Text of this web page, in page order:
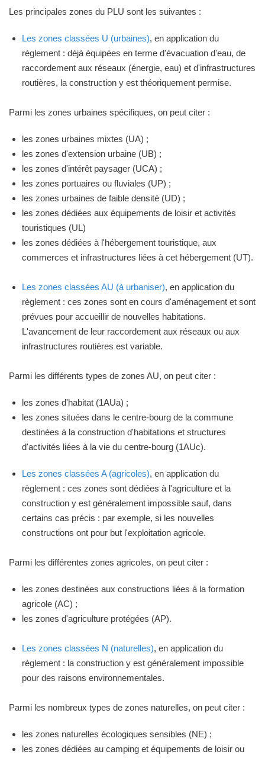
Les principales zones du PLU sont les suivantes :
Les zones classées U (urbaines), en application du
règlement : déjà équipées en terme d'évacuation d'eau, de
raccordement aux réseaux (énergie, eau) et d'infrastructures
routières, la construction y est théoriquement permise.
Parmi les zones urbaines spécifiques, on peut citer :
les zones urbaines mixtes (UA) ;
les zones d'extension urbaine (UB) ;
les zones d'intérêt paysager (UCA) ;
les zones portuaires ou fluviales (UP) ;
les zones urbaines de faible densité (UD) ;
les zones dédiées aux équipements de loisir et activités
touristiques (UL)
les zones dédiées à l'hébergement touristique, aux
commerces et infrastructures liées à cet hébergement (UT).
Les zones classées AU (à urbaniser), en application du
règlement : ces zones sont en cours d'aménagement et sont
prévues pour accueillir de nouvelles habitations.
L'avancement de leur raccordement aux réseaux ou aux
infrastructures routières est variable.
Parmi les différents types de zones AU, on peut citer :
les zones d'habitat (1AUa) ;
les zones situées dans le centre-bourg de la commune
destinées à la construction d'habitations et structures
d'activités liées à la vie du centre-bourg (1AUc).
Les zones classées A (agricoles), en application du
règlement : ces zones sont dédiées à l'agriculture et la
construction y est généralement impossible sauf, dans
certains cas précis : par exemple, si les nouvelles
constructions ont pour but l'exploitation agricole.
Parmi les différentes zones agricoles, on peut citer :
les zones destinées aux constructions liées à la formation
agricole (AC) ;
les zones d'agriculture protégées (AP).
Les zones classées N (naturelles), en application du
règlement : la construction y est généralement impossible
pour des raisons environnementales.
Parmi les nombreux types de zones naturelles, on peut citer :
les zones naturelles écologiques sensibles (NE) ;
les zones dédiées au camping et équipements de loisir ou